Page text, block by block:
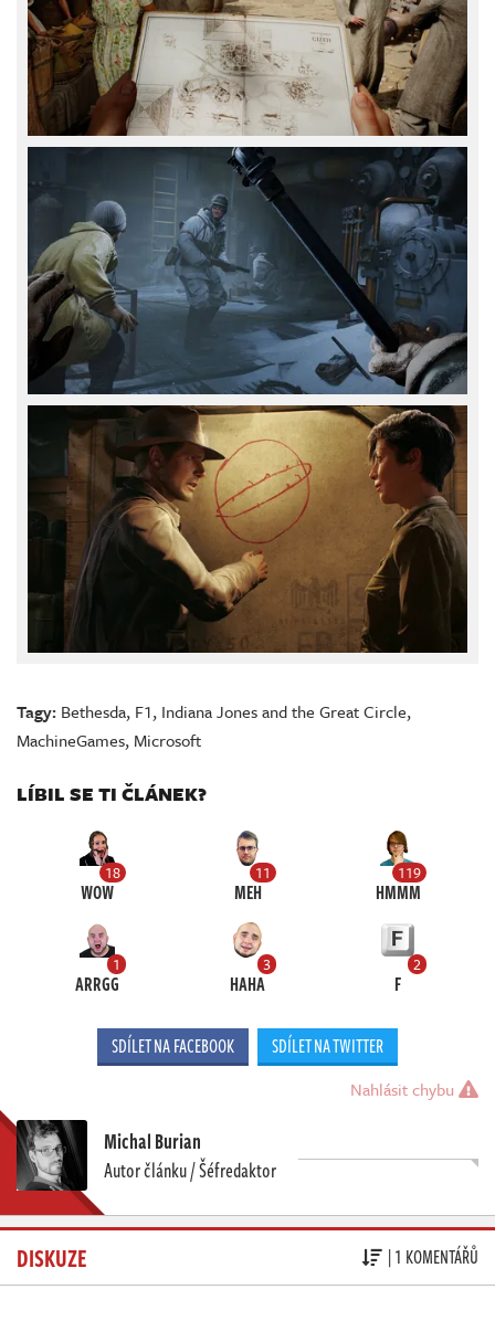
Tagy: Bethesda, F1, Indiana Jones and the Great Circle,
MachineGames, Microsoft
LÍBIL SE TI ČLÁNEK?
18
WOW
11
MEH
119
HMMM
1
ARRGG
3
HAHA
2
F
SDÍLET NA FACEBOOK SDÍLET NA TWITTER
Nahlásit chybu
Michal Burian
Autor článku / Šéfredaktor
DISKUZE | 1 KOMENTÁŘŮ